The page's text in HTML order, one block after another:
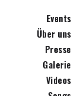
Events
Über uns
Presse
Galerie
Videos